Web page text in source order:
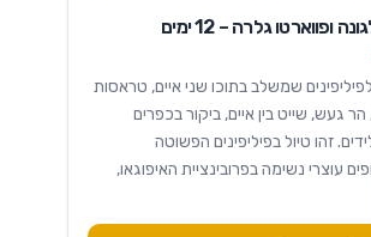
ופווארטו גלרה – 12 ימים
לפיליפינים שמשלב בתוכו שני איים, טראסות
געש, שייט בין איים, ביקור בכפרים
זהו טיול בפיליפינים הפשוטה
עוצרי נשימה בפרובינציית האיפוגאו,
אל עבר מפלי פגסנחאן, טיפוס על גב